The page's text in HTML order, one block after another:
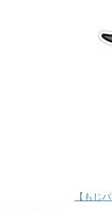
【もじ